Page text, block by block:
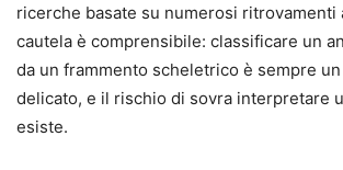
ricerche basate su numerosi ritrovamenti
cautela è comprensibile: classificare un
da un frammento scheletrico è sempre
delicato, e il rischio di sovra interpretare
esiste.